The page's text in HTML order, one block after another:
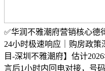
✅华润不雅潮府营销核心德
24小时极速响应｜购房政
目-深圳不雅潮府】估计
言后1小时内回电对接，号